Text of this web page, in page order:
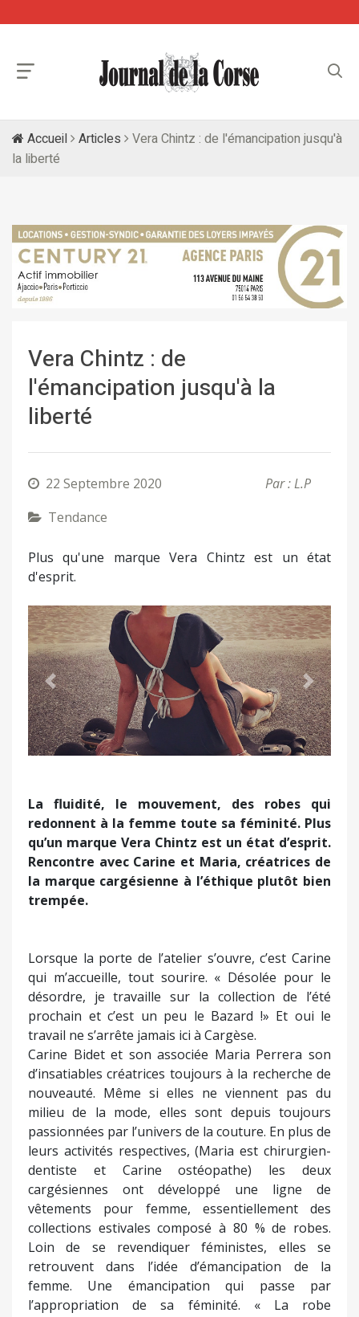
Accueil Articles
Vera Chintz : de l'émancipation jusqu'à
la liberté
Vera Chintz : de
l'émancipation jusqu'à la
liberté
22 Septembre 2020
Par : L.P
Tendance
Plus qu'une marque Vera Chintz est un état
d'esprit.
Précédent Suivant
La fluidité, le mouvement, des robes qui
redonnent à la femme toute sa féminité. Plus
qu’un marque Vera Chintz est un état d’esprit.
Rencontre avec Carine et Maria, créatrices de
la marque cargésienne à l’éthique plutôt bien
trempée.
Lorsque la porte de l’atelier s’ouvre, c’est Carine
qui m’accueille, tout sourire. « Désolée pour le
désordre, je travaille sur la collection de l’été
prochain et c’est un peu le Bazard !» Et oui le
travail ne s’arrête jamais ici à Cargèse.
Carine Bidet et son associée Maria Perrera son
d’insatiables créatrices toujours à la recherche de
nouveauté. Même si elles ne viennent pas du
milieu de la mode, elles sont depuis toujours
passionnées par l’univers de la couture. En plus de
leurs activités respectives, (Maria est chirurgien-
dentiste et Carine ostéopathe) les deux
cargésiennes ont développé une ligne de
vêtements pour femme, essentiellement des
collections estivales composé à 80 % de robes.
Loin de se revendiquer féministes, elles se
retrouvent dans l’idée d’émancipation de la
femme. Une émancipation qui passe par
l’appropriation de sa féminité. « La robe